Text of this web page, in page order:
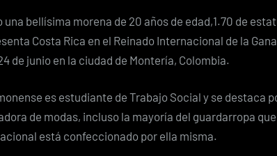
bellísima morena de 20 años de edad,1.70 de
Costa Rica en el Reinado Internacional de la
de junio en la ciudad de Montería, Colombia.
es estudiante de Trabajo Social y se destaca
de modas, incluso la mayoría del guardarropa
está confeccionado por ella misma.